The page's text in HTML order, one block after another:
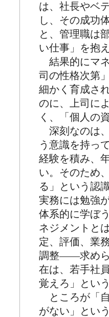
は、社長やベ
し、その成功
と、管理職は
い仕事」を抱
結果的にマ
司の性格次第
細かく育成さ
のに、上司に
く、「個人の
深刻なのは
う意識を持っ
経験を積み、
い。そのため
る」という認
実務には勉強
体系的に学ぼ
ネジメントと
定、評価、業
調整――求めら
在は、若手社
覚えろ」とい
ところが「
がない」とい